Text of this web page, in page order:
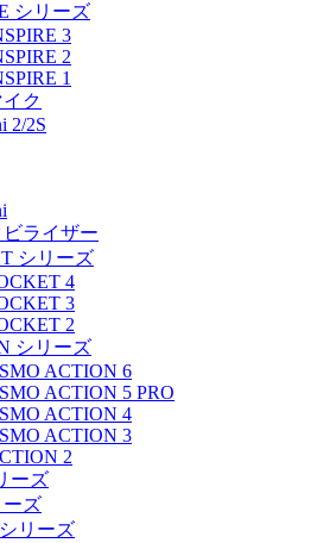
シリーズ
3
2
1
ク
2/2S
ライザー
シリーズ
4
3
2
シリーズ
ACTION 6
ACTION 5 PRO
ACTION 4
ACTION 3
2
ーズ
ーズ
リーズ